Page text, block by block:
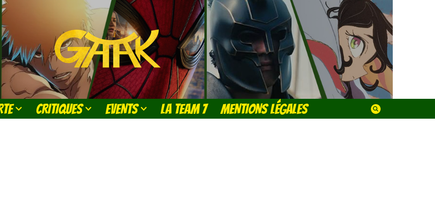
CRITIQUES EVENTS LA TEAM 7 MENTIONS LÉGALES